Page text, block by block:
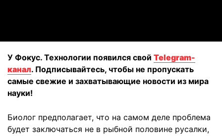
У Фокус. Технологии появился свой Telegram-
канал. Подписывайтесь, чтобы не пропускать
самые свежие и захватывающие новости из мира
науки!
Биолог предполагает, что на самом деле проблема
будет заключаться не в рыбной половине русалки,